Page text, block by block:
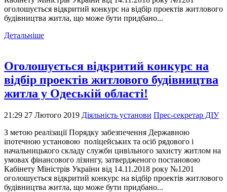
оголошується відкритий конкурс на відбір проектів житлового
будівництва житла, що може бути придбано...
Детальніше
Оголошується відкритий конкурс на
відбір проектів житлового будівництва
житла у Одеській області!
21:29 27 Лютого 2019 Діяльність установи Прес-секретар ДІУ
З метою реалізації Порядку забезпечення Державною
іпотечною установою поліцейських та осіб рядового і
начальницького складу служби цивільного захисту житлом на
умовах фінансового лізингу, затвердженого постановою
Кабінету Міністрів України від 14.11.2018 року №1201
оголошується відкритий конкурс на відбір проектів житлового
будівництва житла, що може бути придбано...